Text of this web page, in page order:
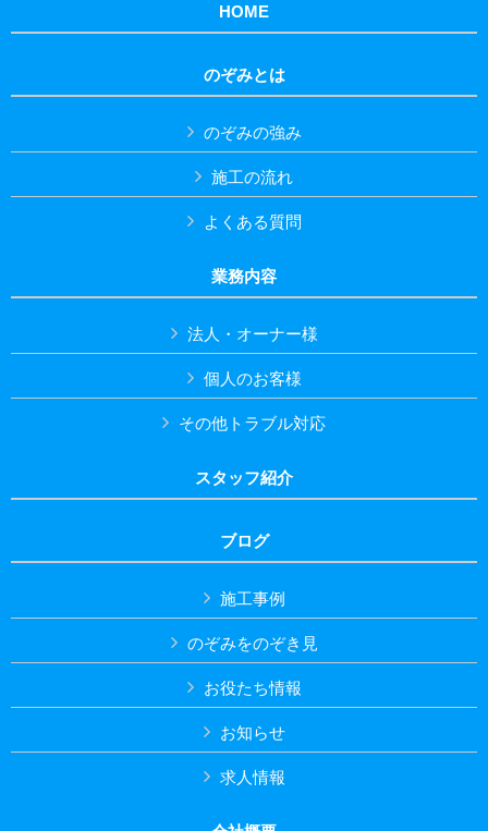
HOME
のぞみとは
のぞみの強み
施工の流れ
よくある質問
業務内容
法人・オーナー様
個人のお客様
その他トラブル対応
スタッフ紹介
ブログ
施工事例
のぞみをのぞき見
お役たち情報
お知らせ
求人情報